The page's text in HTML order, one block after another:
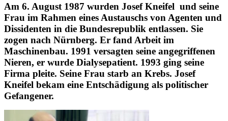
Am 6. August 1987 wurden Josef Kneifel und seine
Frau im Rahmen eines Austauschs von Agenten und
Dissidenten in die Bundesrepublik entlassen. Sie
zogen nach Nürnberg. Er fand Arbeit im
Maschinenbau. 1991 versagten seine angegriffenen
Nieren, er wurde Dialysepatient. 1993 ging seine
Firma pleite. Seine Frau starb an Krebs. Josef
Kneifel bekam eine Entschädigung als politischer
Gefangener.